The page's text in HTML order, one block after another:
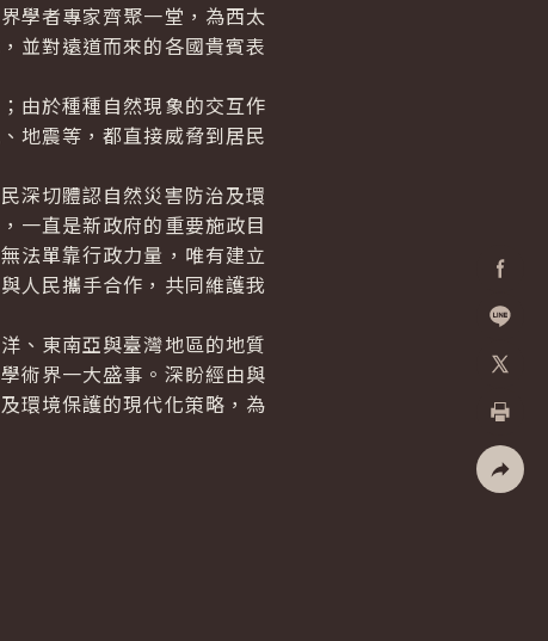
加入好
列印
學者專家齊聚一堂，為西太
並對遠道而來的各國貴賓表
由於種種自然現象的交互作
地震等，都直接威脅到居民
深切體認自然災害防治及環
一直是新政府的重要施政目
法單靠行政力量，唯有建立
人民攜手合作，共同維護我
、東南亞與臺灣地區的地質
術界一大盛事。深盼經由與
環境保護的現代化策略，為